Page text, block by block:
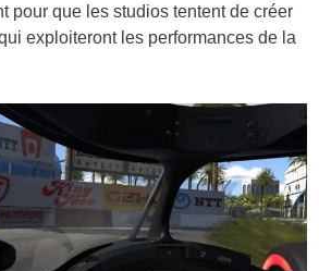
pour que les studios tentent de créer
exploiteront les performances de la